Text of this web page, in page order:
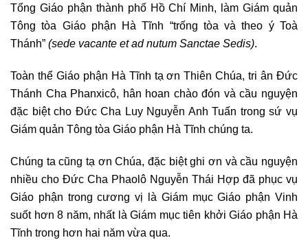
Tổng Giáo phận thành phố Hồ Chí Minh, làm Giám quản
Tông tòa Giáo phận Hà Tĩnh “trống tòa và theo ý Toà
Thánh” (sede vacante et ad nutum Sanctae Sedis)
Toàn thể Giáo phận Hà Tĩnh tạ ơn Thiên Chúa, tri ân Đức
Thánh Cha Phanxicô, hân hoan chào đón và cầu nguyện
đặc biệt cho Đức Cha Luy Nguyễn Anh Tuấn trong sứ vụ
Giám quản Tông tòa Giáo phận Hà Tĩnh chúng ta.
Chúng ta cũng tạ ơn Chúa, đặc biệt ghi ơn và cầu nguyện
nhiều cho Đức Cha Phaolô Nguyễn Thái Hợp đã phục vụ
Giáo phận trong cương vị là Giám mục Giáo phận Vinh
suốt hơn 8 năm, nhất là Giám mục tiên khởi Giáo phận Hà
Tĩnh trong hơn hai năm vừa qua.